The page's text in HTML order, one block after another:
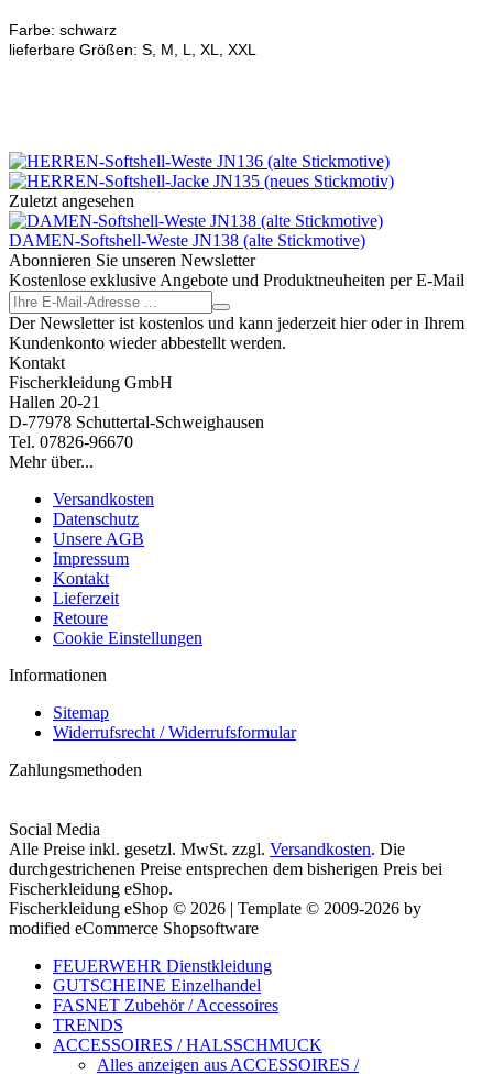
Farbe: schwarz
lieferbare Größen: S, M, L, XL, XXL
Zuletzt angesehen
DAMEN-Softshell-Weste JN138 (alte Stickmotive)
Abonnieren Sie unseren Newsletter
Kostenlose exklusive Angebote und Produktneuheiten per E-Mail
Der Newsletter ist kostenlos und kann jederzeit hier oder in Ihrem
Kundenkonto wieder abbestellt werden.
Kontakt
Fischerkleidung GmbH
Hallen 20-21
D-77978 Schuttertal-Schweighausen
Tel. 07826-96670
Mehr über...
Versandkosten
Datenschutz
Unsere AGB
Impressum
Kontakt
Lieferzeit
Retoure
Cookie Einstellungen
Informationen
Sitemap
Widerrufsrecht / Widerrufsformular
Zahlungsmethoden
Social Media
Alle Preise inkl. gesetzl. MwSt. zzgl. Versandkosten. Die
durchgestrichenen Preise entsprechen dem bisherigen Preis bei
Fischerkleidung eShop.
Fischerkleidung eShop © 2026 | Template © 2009-2026 by
modified eCommerce Shopsoftware
FEUERWEHR Dienstkleidung
GUTSCHEINE Einzelhandel
FASNET Zubehör / Accessoires
TRENDS
ACCESSOIRES / HALSSCHMUCK
Alles anzeigen aus ACCESSOIRES /